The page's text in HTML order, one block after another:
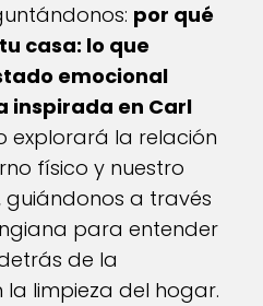
por qué
casa: lo que
emocional
inspirada en Carl
explorará la relación
físico y nuestro
a través
para entender
de la
limpieza del hogar.